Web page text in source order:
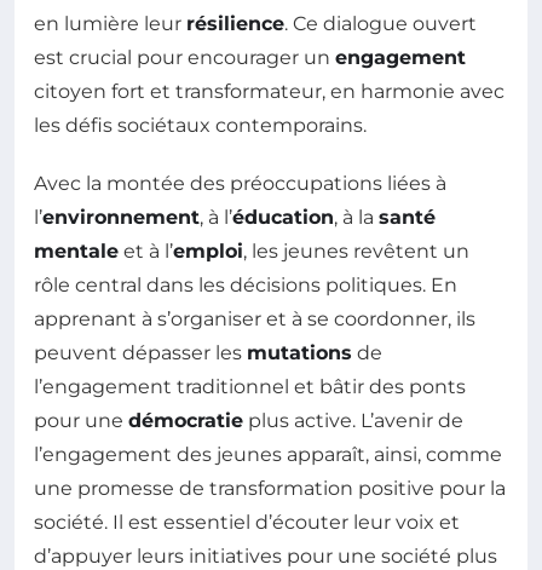
en lumière leur résilience. Ce dialogue ouvert
est crucial pour encourager un engagement
citoyen fort et transformateur, en harmonie avec
les défis sociétaux contemporains.
Avec la montée des préoccupations liées à
l’environnement, à l’éducation, à la santé
mentale et à l’emploi, les jeunes revêtent un
rôle central dans les décisions politiques. En
apprenant à s’organiser et à se coordonner, ils
peuvent dépasser les mutations de
l’engagement traditionnel et bâtir des ponts
pour une démocratie plus active. L’avenir de
l’engagement des jeunes apparaît, ainsi, comme
une promesse de transformation positive pour la
société. Il est essentiel d’écouter leur voix et
d’appuyer leurs initiatives pour une société plus